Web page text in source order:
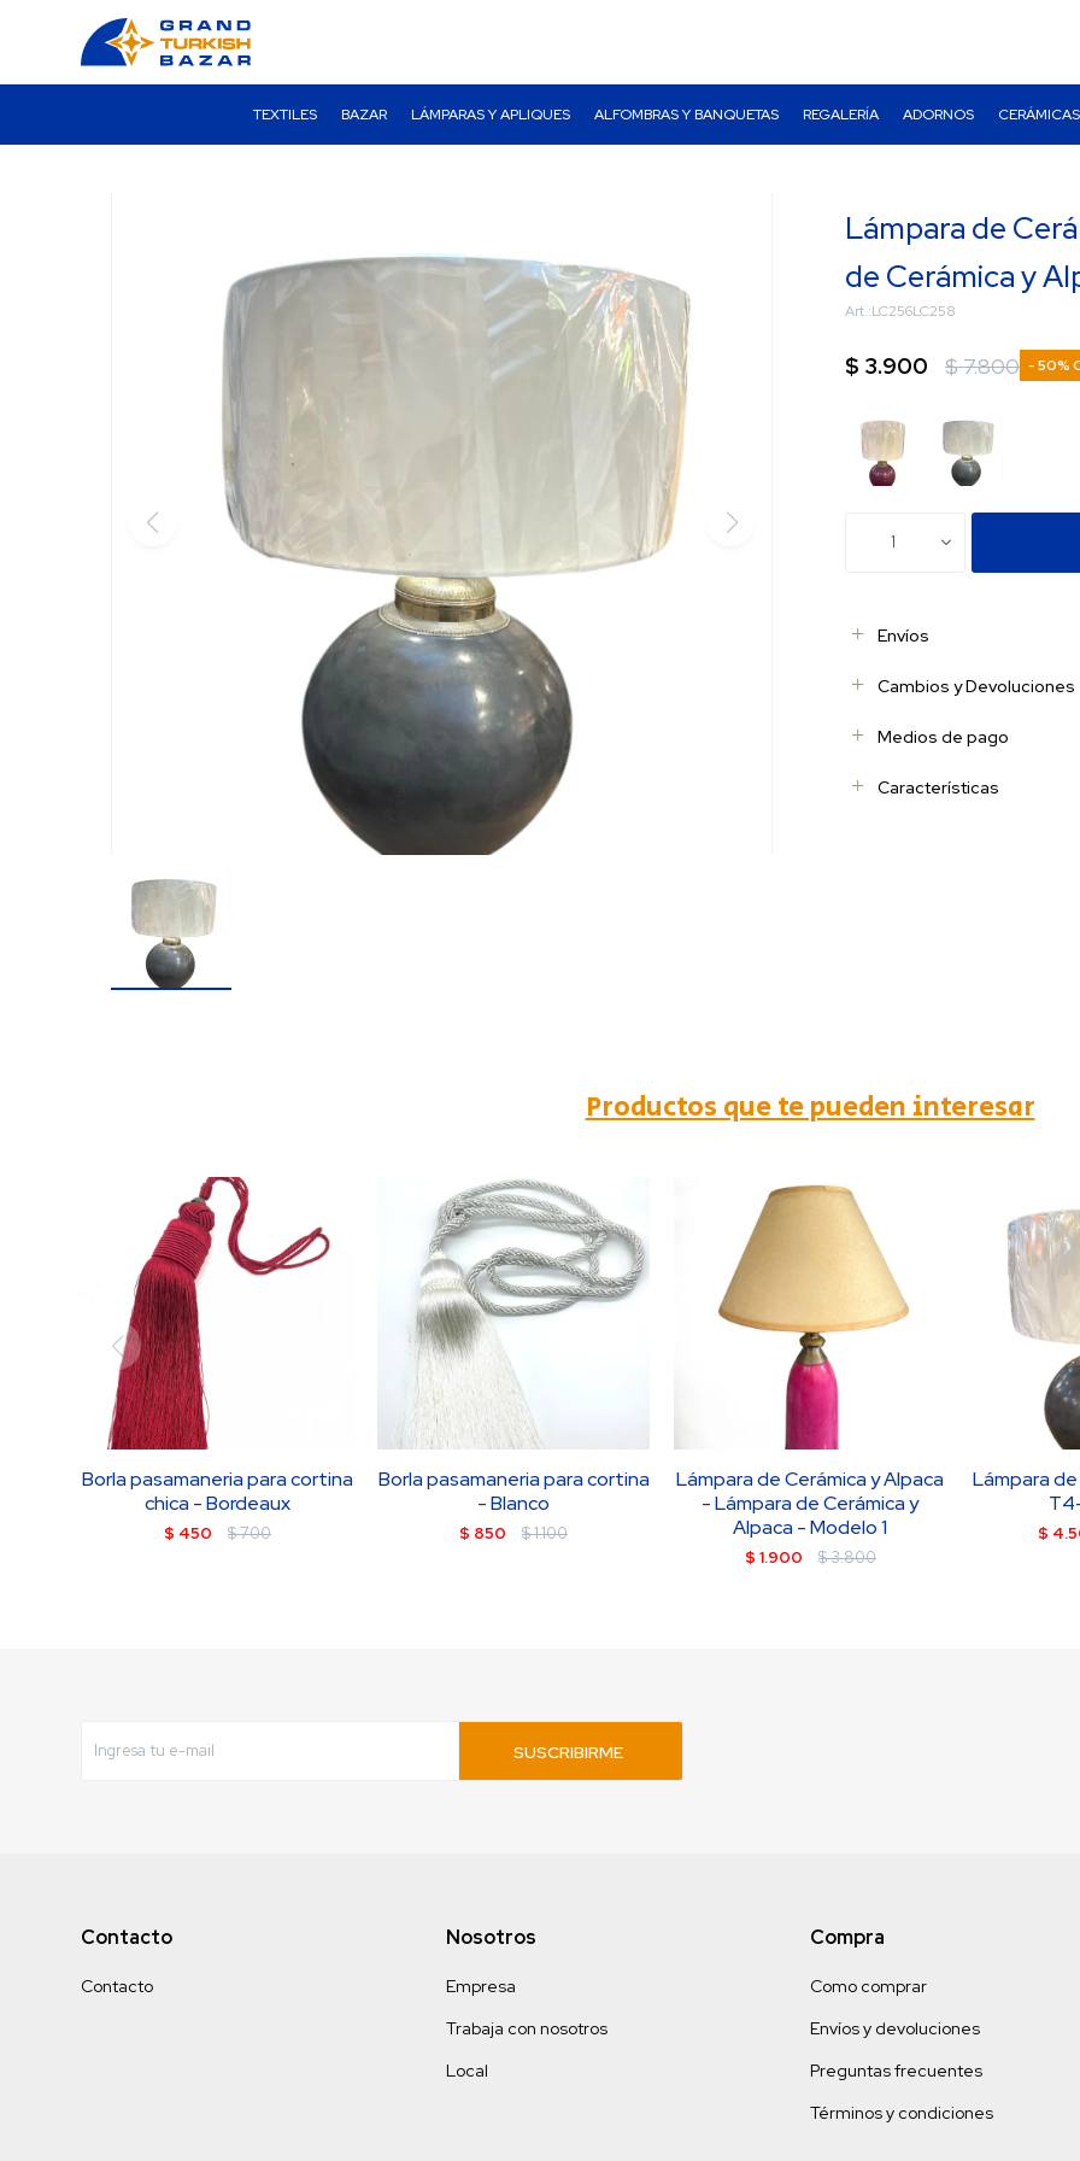
TEXTILES BAZAR LÁMPARAS Y APLIQUES ALFOMBRAS Y BANQUETAS REGALERÍA ADORNOS CERÁMICAS
Lámpara de
de Cerámica y
LC256LC258
$ 3.900 $7.800 50
1
Envíos
Cambios y Devoluciones
Medios de pago
Características
Productos que te pueden interesar
Borla pasamaneria para cortina
chica - Bordeaux
$ 450 $700
Borla pasamaneria para cortina
- Blanco
$ 850 $1.100
Lámpara de Cerámica y Alpaca
- Lámpara de Cerámica y
Alpaca - Modelo 1
$ 1.900 $3.800
Lámpara
$
SUSCRIBIRME
Contacto
Contacto
Nosotros
Empresa
Trabaja con nosotros
Local
Compra
Como comprar
Envíos y devoluciones
Preguntas frecuentes
Términos y condiciones